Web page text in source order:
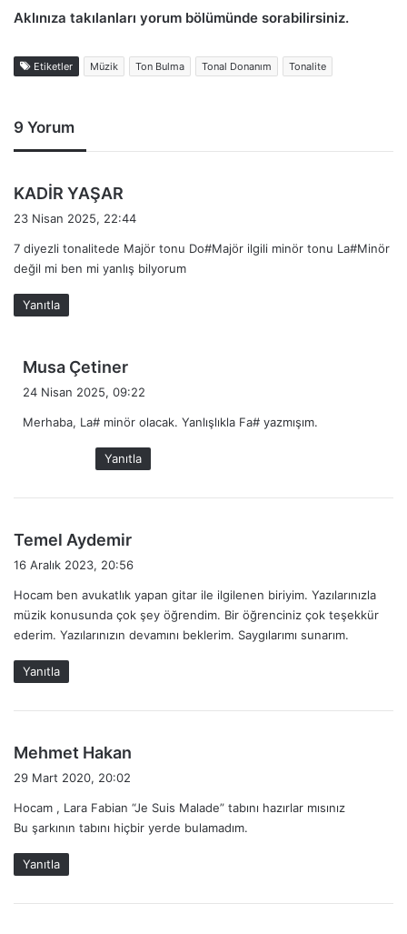
Aklınıza takılanları yorum bölümünde sorabilirsiniz.
Etiketler Müzik Ton Bulma Tonal Donanım Tonalite
9 Yorum
KADİR YAŞAR
i
k
23 Nisan 2025, 22:44
7 diyezli tonalitede Majör tonu Do#Majör ilgili minör tonu La#Minör
değil mi ben mi yanlış bilyorum
Yanıtla
Musa Çetiner
i
k
i
24 Nisan 2025, 09:22
Merhaba, La# minör olacak. Yanlışlıkla Fa# yazmışım.
Yanıtla
Temel Aydemir
k
i
16 Aralık 2023, 20:56
Hocam ben avukatlık yapan gitar ile ilgilenen biriyim. Yazılarınızla
müzik konusunda çok şey öğrendim. Bir öğrenciniz çok teşekkür
ederim. Yazılarınızın devamını beklerim. Saygılarımı sunarım.
Yanıtla
Mehmet Hakan
i
k
29 Mart 2020, 20:02
Hocam , Lara Fabian “Je Suis Malade” tabını hazırlar mısınız
Bu şarkının tabını hiçbir yerde bulamadım.
Yanıtla